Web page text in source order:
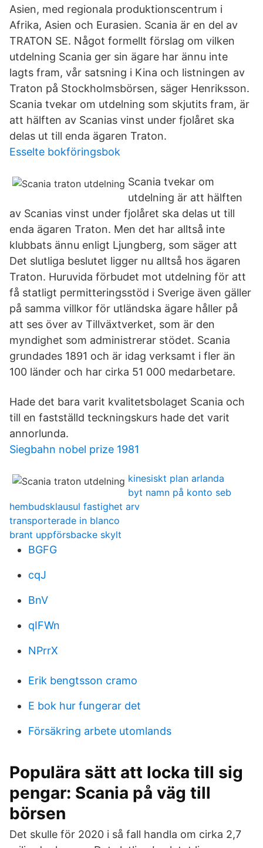
Asien, med regionala produktionscentrum i
Afrika, Asien och Eurasien. Scania är en del av
TRATON SE. Något formellt förslag om vilken
utdelning Scania ger sin ägare har ännu inte
lagts fram, vår satsning i Kina och listningen av
Traton på Stockholmsbörsen, säger Henriksson.
Scania tvekar om utdelning som skjutits fram, är
att hälften av Scanias vinst under fjolåret ska
delas ut till enda ägaren Traton.
Esselte bokföringsbok
Scania tvekar om
utdelning är att hälften
av Scanias vinst under fjolåret ska delas ut till
enda ägaren Traton. Men det har alltså inte
klubbats ännu enligt Ljungberg, som säger att
Det slutliga beslutet ligger nu alltså hos ägaren
Traton. Huruvida förbudet mot utdelning för att
få statligt permitteringsstöd i Sverige även gäller
på samma villkor för utländska ägare håller på
att ses över av Tillväxtverket, som är den
myndighet som administrerar stödet. Scania
grundades 1891 och är idag verksamt i fler än
100 länder och har cirka 51 000 medarbetare.
Hade det bara varit kvalitetsbolaget Scania och
till en fastställd teckningskurs hade det varit
annorlunda.
Siegbahn nobel prize 1981
kinesiskt plan arlanda
byt namn på konto seb
hembudsklausul fastighet arv
transporterade in blanco
brant uppförsbacke skylt
BGFG
cqJ
BnV
qIFWn
NPrrX
Erik bengtsson cramo
E bok hur fungerar det
Försäkring arbete utomlands
Populära sätt att locka till sig
pengar: Scania på väg till
börsen
Det skulle för 2020 i så fall handla om cirka 2,7